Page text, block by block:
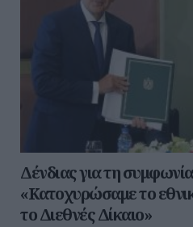
Δένδιας για τη
«Κατοχυρώσαμε το
το Διεθνές Δίκαιο»